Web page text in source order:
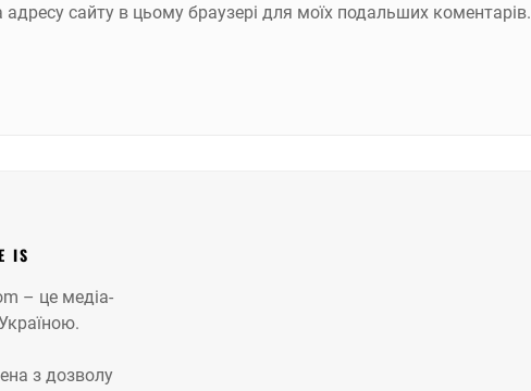
адресу сайту в цьому браузері для моїх подальших коментарів.
IS
– це медіа-
з дозволу